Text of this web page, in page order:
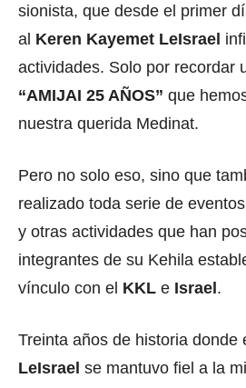
sionista, que desde el primer
al Keren Kayemet LeIsrael
actividades. Solo por recordar
“AMIJAI 25 AÑOS” que
nuestra querida Medinat.
Pero no solo eso, sino que
realizado toda serie de
y otras actividades que han
integrantes de su Kehila
vínculo con el KKL e Israel .
Treinta años de historia donde
LeIsrael se mantuvo fiel a la